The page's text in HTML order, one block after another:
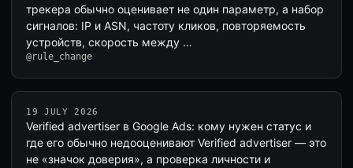
трекера обычно оценивает не один параметр, а набор
сигналов: IP и ASN, частоту кликов, повторяемость
устройств, скорость между …
@rule_change
19 JULY 2026
Verified advertiser в Google Ads: кому нужен статус и
где его обычно недооценивают Verified advertiser — это
не «значок доверия», а проверка личности и